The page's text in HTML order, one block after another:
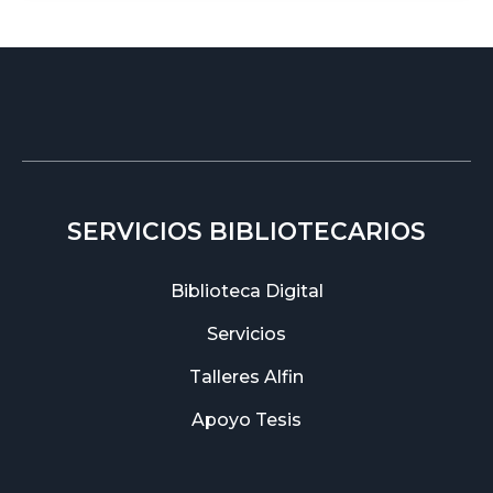
SERVICIOS BIBLIOTECARIOS
Biblioteca Digital
Servicios
Talleres Alfin
Apoyo Tesis